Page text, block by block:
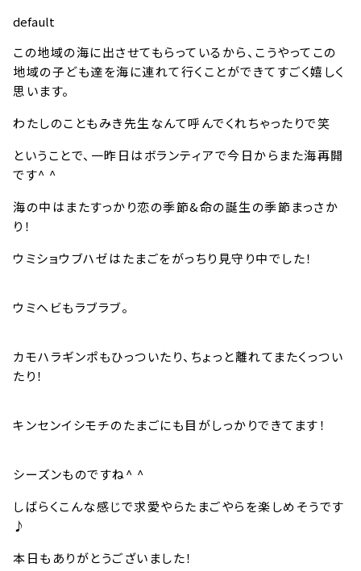
default
この地域の海に出させてもらっているから、こうやってこの
地域の子ども達を海に連れて行くことができてすごく嬉しく
思います。
わたしのこともみき先生なんて呼んでくれちゃったりで笑
ということで、一昨日はボランティアで今日からまた海再開
です^ ^
海の中はまたすっかり恋の季節&命の誕生の季節まっさか
り！
ウミショウブハゼはたまごをがっちり見守り中でした！
ウミヘビもラブラブ。
カモハラギンポもひっついたり、ちょっと離れてまたくっつい
たり！
キンセンイシモチのたまごにも目がしっかりできてます！
シーズンものですね^ ^
しばらくこんな感じで求愛やらたまごやらを楽しめそうです
♪
本日もありがとうございました！